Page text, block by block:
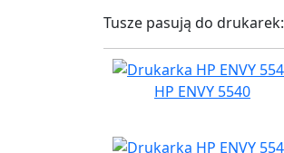
Tusze pasują do drukarek:
HP ENVY 5540